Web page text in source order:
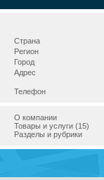
Страна
Регион
Город
Адрес
Телефон
О компании
Товары и услуги (15)
Разделы и рубрики